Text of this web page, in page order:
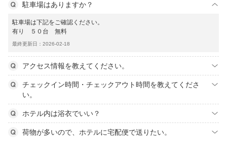
駐車場はありますか？
駐車場は下記をご確認ください。
有り ５０台 無料
最終更新日：2026-02-18
アクセス情報を教えてください。
チェックイン時間・チェックアウト時間を教えてくださ
い。
ホテル内は浴衣でいい？
荷物が多いので、ホテルに宅配便で送りたい。